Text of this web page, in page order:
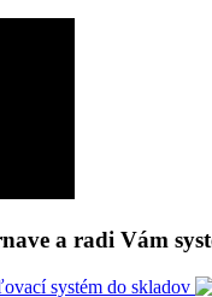
a radi Vám